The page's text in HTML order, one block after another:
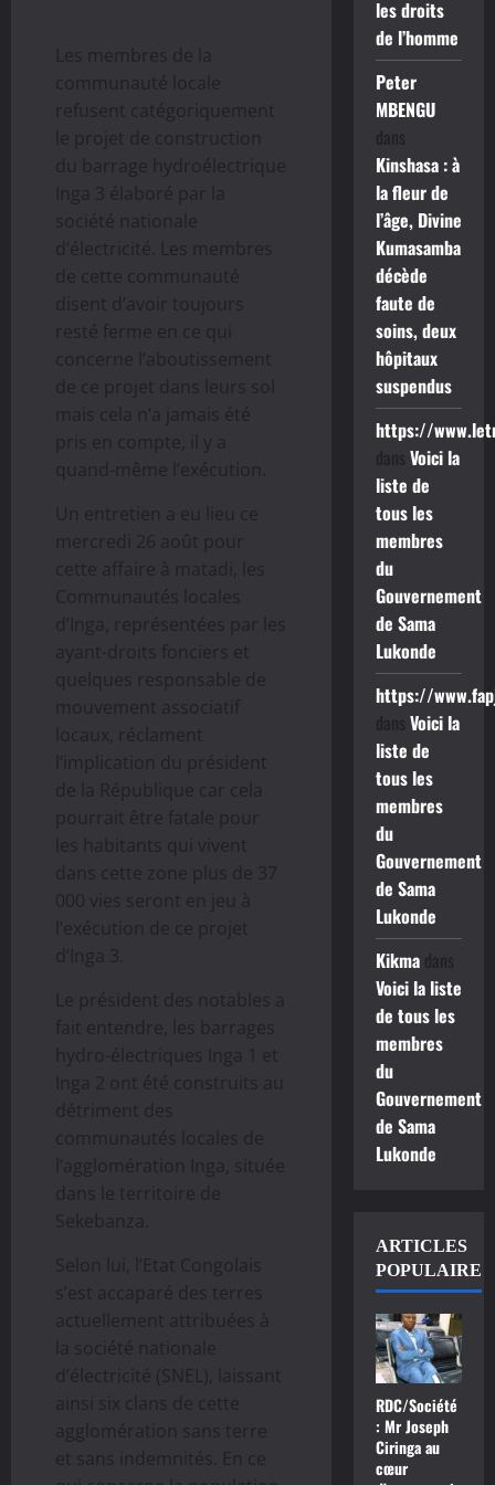
Les membres de la
communauté locale
refusent catégoriquement
le projet de construction
du barrage hydroélectrique
Inga 3 élaboré par la
société nationale
d’électricité. Les membres
de cette communauté
disent d’avoir toujours
resté ferme en ce qui
concerne l’aboutissement
de ce projet dans leurs sol
mais cela n’a jamais été
pris en compte, il y a
quand-même l’exécution.
Un entretien a eu lieu ce
mercredi 26 août pour
cette affaire à matadi, les
Communautés locales
d’Inga, représentées par les
ayant-droits fonciers et
quelques responsable de
mouvement associatif
locaux, réclament
l’implication du président
de la République car cela
pourrait être fatale pour
les habitants qui vivent
dans cette zone plus de 37
000 vies seront en jeu à
l’exécution de ce projet
d’Inga 3.
Le président des notables a
fait entendre, les barrages
hydro-électriques Inga 1 et
Inga 2 ont été construits au
détriment des
communautés locales de
l’agglomération Inga, située
dans le territoire de
Sekebanza.
Selon lui, l’Etat Congolais
s’est accaparé des terres
actuellement attribuées à
la société nationale
d’électricité (SNEL), laissant
ainsi six clans de cette
agglomération sans terre
et sans indemnités. En ce
les droits
de l’homme
Peter
MBENGU
dans
Kinshasa : à
la fleur de
l’âge, Divine
Kumasamba
décède
faute de
soins, deux
hôpitaux
suspendus
https://
dans Voici la
liste de
tous les
membres
du
Gouvernement
de Sama
Lukonde
https://
dans Voici la
liste de
tous les
membres
du
Gouvernement
de Sama
Lukonde
Kikmadans
Voici la liste
de tous les
membres
du
Gouvernement
de Sama
Lukonde
ARTICLES
POPULAIRE
RDC/Société
: Mr Joseph
Ciringa au
cœur